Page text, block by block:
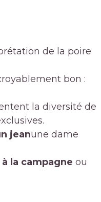
de la poire
bon :
la diversité de
jeanune dame
la campagne ou